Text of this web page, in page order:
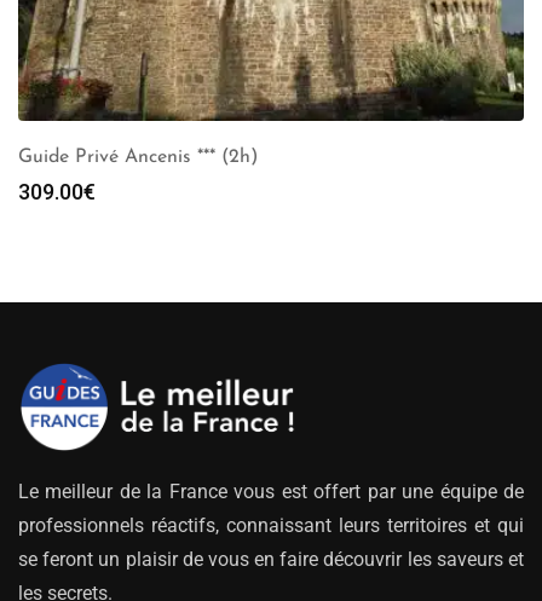
Guide Privé Ancenis *** (2h)
309.00€
Le meilleur de la France vous est offert par une équipe de
professionnels réactifs, connaissant leurs territoires et qui
se feront un plaisir de vous en faire découvrir les saveurs et
les secrets.